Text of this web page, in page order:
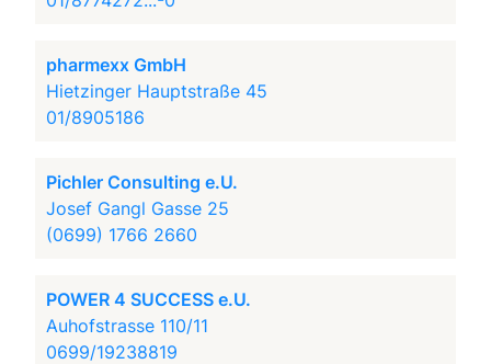
pharmexx GmbH
Hietzinger Hauptstraße 45
01/8905186
Pichler Consulting e.U.
Josef Gangl Gasse 25
(0699) 1766 2660
POWER 4 SUCCESS e.U.
Auhofstrasse 110/11
0699/19238819